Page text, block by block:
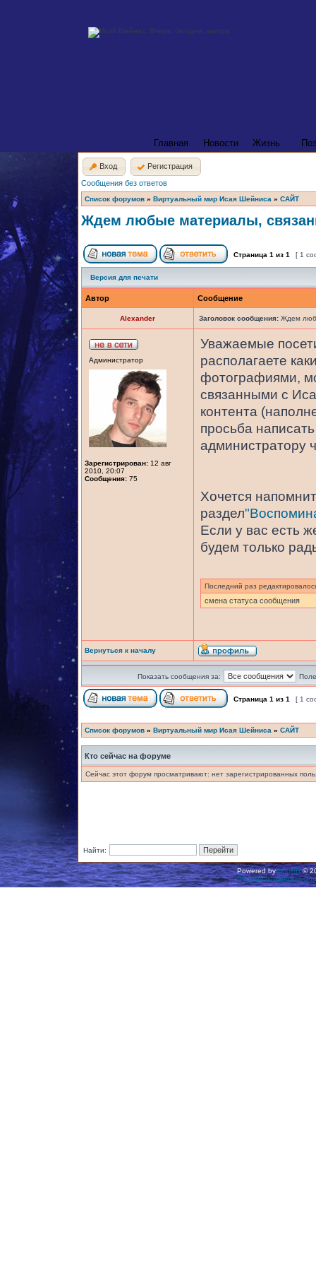
Главная Новости Жизнь
Вход
Регистрация
Сообщения без ответов
Список форумов » Виртуальный мир Исая Шейниса » САЙТ
Ждем любые материалы,
Страница 1 из 1 [ 1
Версия для печати
Автор Сообщение
Alexander Заголовок сообщения: Ждем
Администратор
Зарегистрирован: 12 авг
2010, 20:07
Сообщения: 75
Уважаемые
располагаете
фотографиями,
связанными с
контента
просьба
администратору
Хочется
раздел
Если у вас есть
будем только
Последний раз
смена статуса сообщения
Вернуться к началу
Показать сообщения за:
Страница 1 из 1 [ 1
Список форумов » Виртуальный мир Исая Шейниса » САЙТ
Кто сейчас на форуме
Сейчас этот форум просматривают: нет зарегистрированных
Найти:
Powered byphpBB©
Русская поддержка